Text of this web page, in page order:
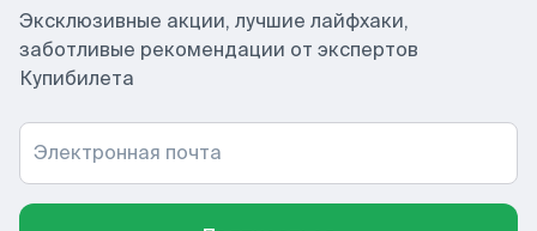
Эксклюзивные акции, лучшие лайфхаки,
заботливые рекомендации от экспертов
Купибилета
Электронная почта